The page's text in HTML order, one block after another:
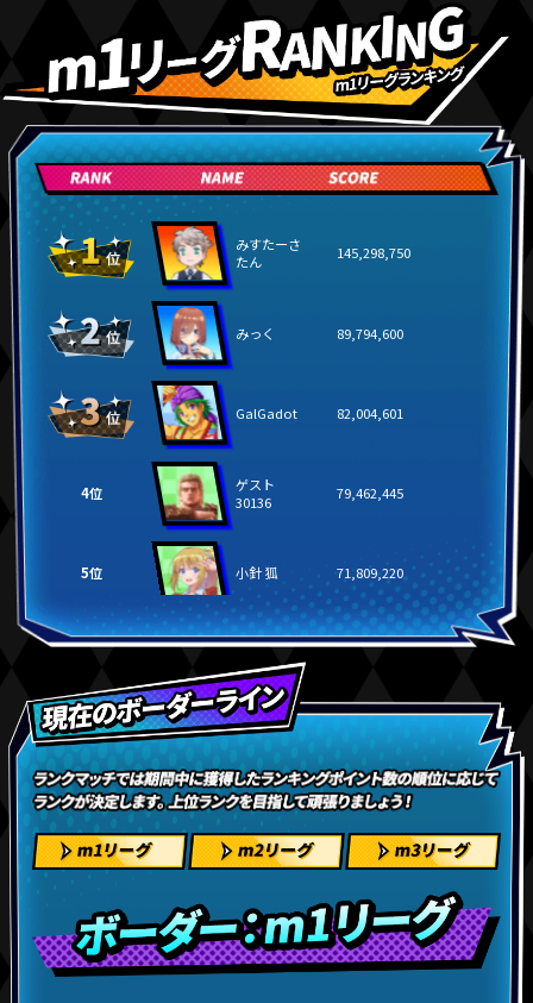
みすたーさ
たん
145,298,750
みっく 89,794,600
GalGadot 82,004,601
4位
ゲスト
30136
79,462,445
5位 小針 狐 71,809,220
6位 douraku 69,435,247
7位 アルパカ
8位 shu-1 61,492,526
10位 ましろ 58,451,804